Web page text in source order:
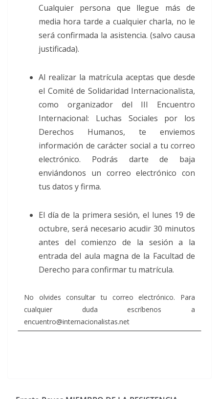
Cualquier persona que llegue más de
media hora tarde a cualquier charla, no le
será confirmada la asistencia. (salvo causa
justificada).
Al realizar la matrícula aceptas que desde
el Comité de Solidaridad Internacionalista,
como organizador del III Encuentro
Internacional: Luchas Sociales por los
Derechos Humanos, te enviemos
información de carácter social a tu correo
electrónico. Podrás darte de baja
enviándonos un correo electrónico con
tus datos y firma.
El día de la primera sesión, el lunes 19 de
octubre, será necesario acudir 30 minutos
antes del comienzo de la sesión a la
entrada del aula magna de la Facultad de
Derecho para confirmar tu matrícula.
No olvides consultar tu correo electrónico. Para
cualquier duda escríbenos a
encuentro@internacionalistas.net